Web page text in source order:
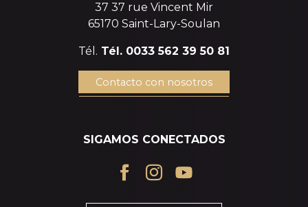
37 37 rue Vincent Mir
65170 Saint-Lary-Soulan
Tél. Tél. 0033 562 39 50 81
Contacto con nosotros
SIGAMOS CONECTADOS